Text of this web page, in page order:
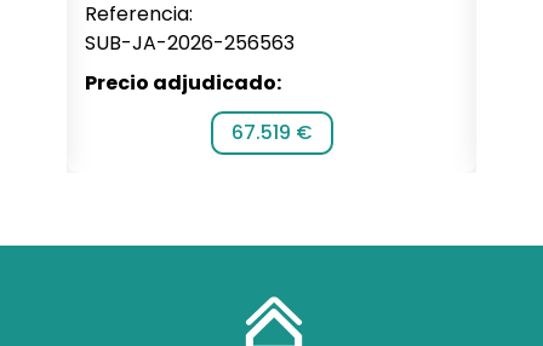
SUB-JA-2026-258950
Precio adjudicado: